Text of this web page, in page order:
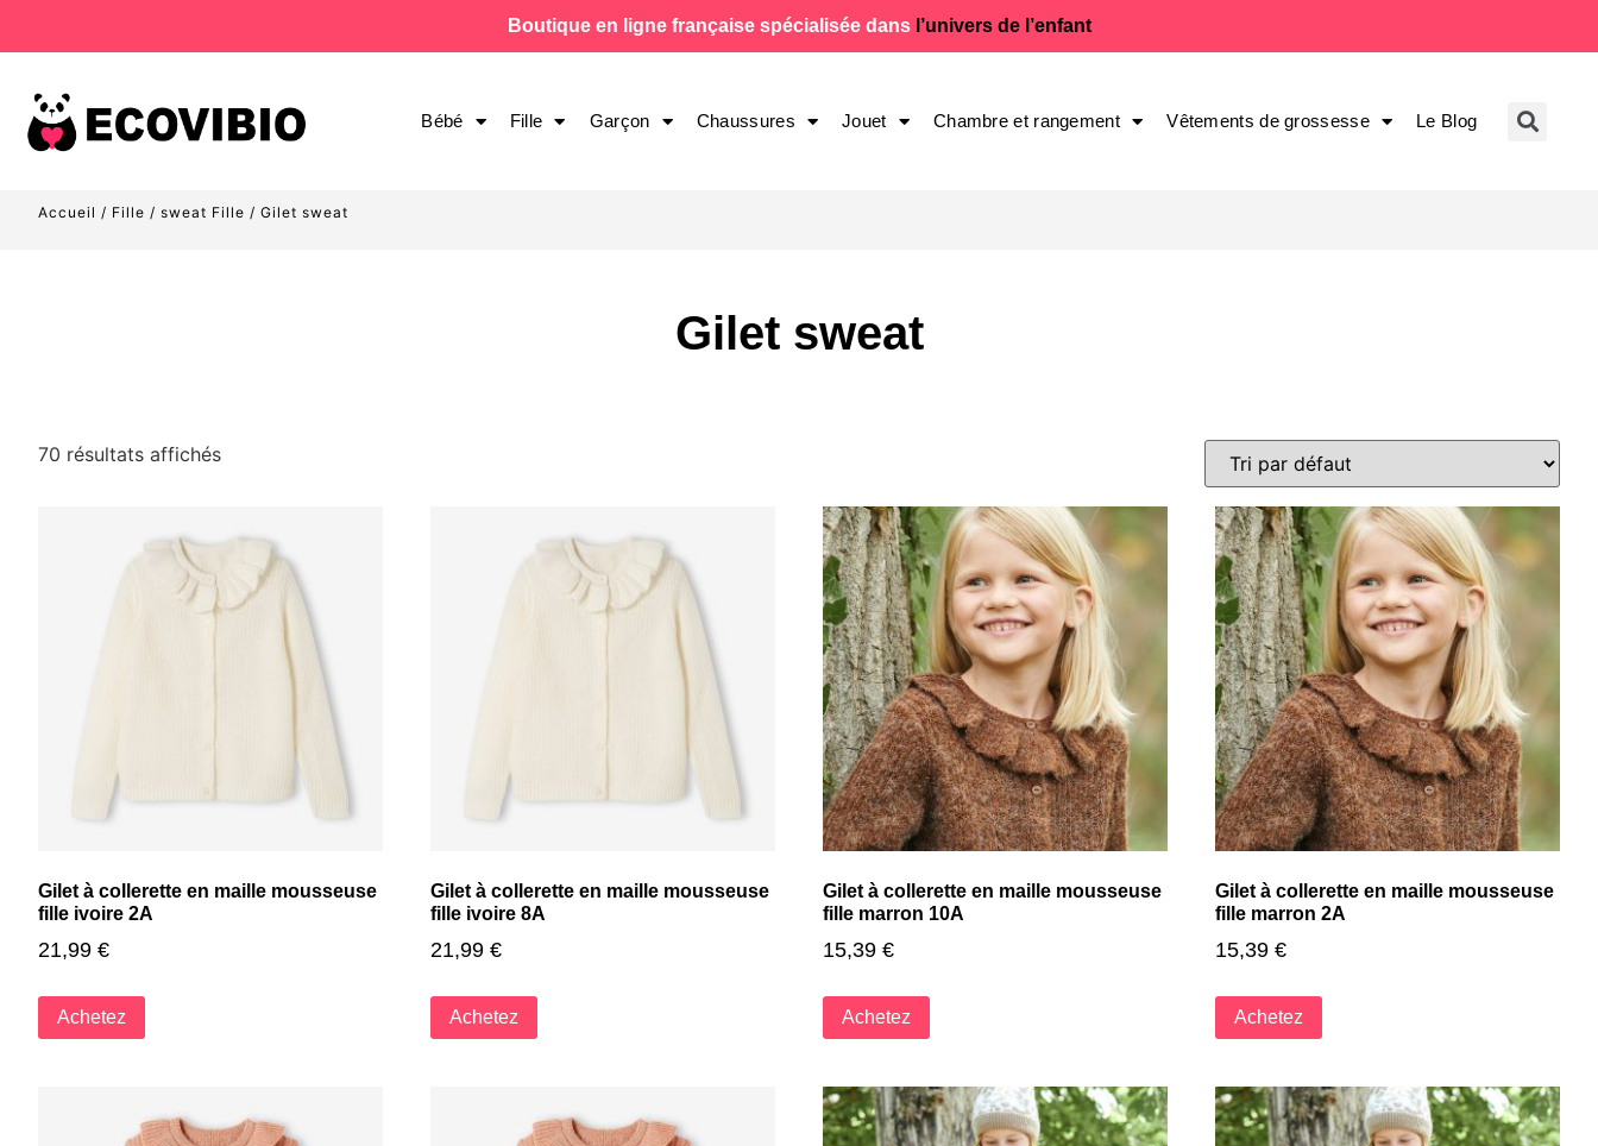
Boutique en ligne française spécialisée dans l’univers de l’enfant
Bébé Fille Garçon Chaussures Jouet Chambre et rangement Vêtements de grossesse Le Blog
Accueil / Fille / sweat Fille / Gilet sweat
Gilet sweat
70 résultats affichés
Gilet à collerette en maille mousseuse
fille ivoire 2A
21,99 €
Achetez
Gilet à collerette en maille mousseuse
fille ivoire 8A
21,99 €
Achetez
Gilet à collerette en maille mousseuse
fille marron 10A
15,39 €
Achetez
Gilet à collerette en maille mousseuse
fille marron 2A
15,39 €
Achetez